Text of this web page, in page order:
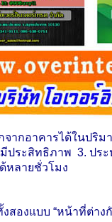
ากอาคารได้ในปริ
ประสิทธิภาพ 3. ปร
หลายชั่วโมง
สองแบบ “หน้าที่ต่า